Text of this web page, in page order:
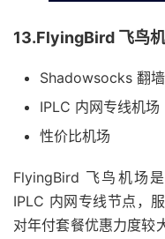
13.FlyingBird 飞鸟
Shadowsocks 翻
IPLC 内网专线机场
性价比机场
FlyingBird 飞鸟机场
IPLC 内网专线节点，
对年付套餐优惠力度较